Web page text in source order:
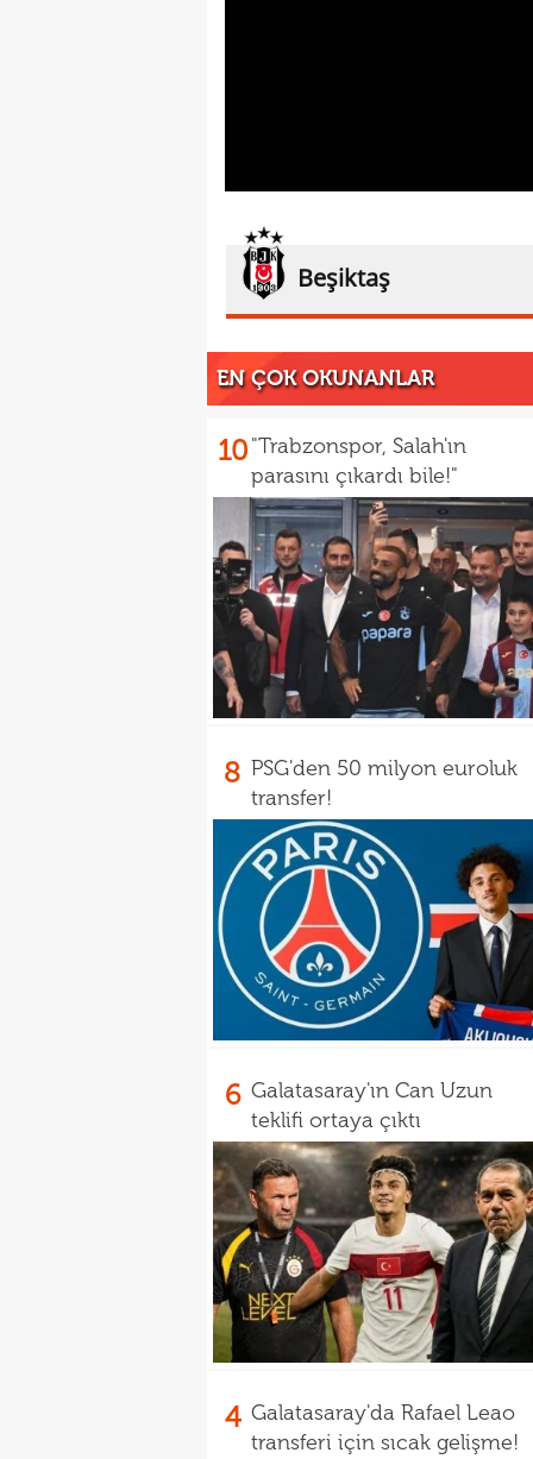
Beşiktaş
EN ÇOK OKUNANLAR
10 "Trabzonspor, Salah'ın
parasını çıkardı bile!"
8 PSG'den 50 milyon euroluk
transfer!
6 Galatasaray'ın Can Uzun
teklifi ortaya çıktı
4 Galatasaray'da Rafael Leao
transferi için sıcak gelişme!